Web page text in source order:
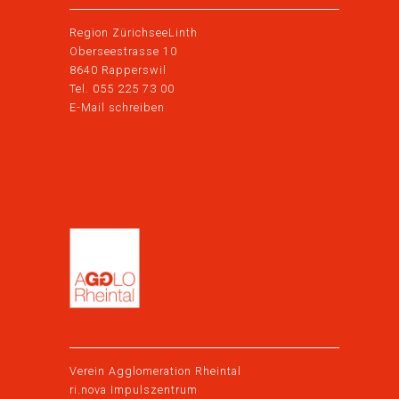
Region ZürichseeLinth
Oberseestrasse 10
8640 Rapperswil
Tel. 055 225 73 00
E-Mail schreiben
Verein Agglomeration Rheintal
ri.nova Impulszentrum